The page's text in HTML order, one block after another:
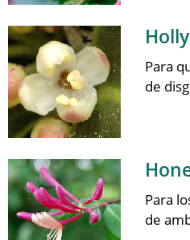
Holly
Para
de
Para
de